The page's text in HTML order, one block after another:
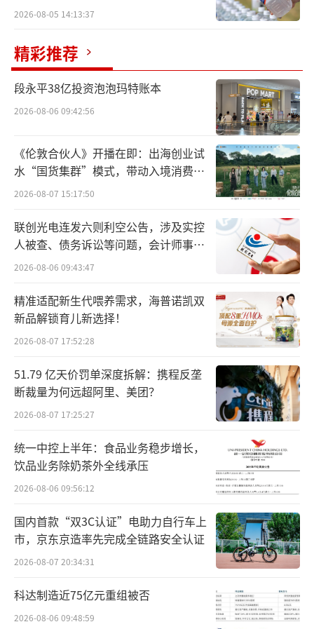
呼吃亏
2026-08-05 14:13:37
精彩推荐
段永平38亿投资泡泡玛特账本
2026-08-06 09:42:56
《伦敦合伙人》开播在即：出海创业试
水“国货集群”模式，带动入境消费反
向种草
2026-08-07 15:17:50
联创光电连发六则利空公告，涉及实控
人被查、债务诉讼等问题，会计师事务
所曾出具“保留意见”
2026-08-06 09:43:47
精准适配新生代喂养需求，海普诺凯双
新品解锁育儿新选择！
2026-08-07 17:52:28
51.79 亿天价罚单深度拆解：携程反垄
断裁量为何远超阿里、美团？
2026-08-07 17:25:27
统一中控上半年：食品业务稳步增长，
饮品业务除奶茶外全线承压
2026-08-06 09:56:12
国内首款“双3C认证”电助力自行车上
市，京东京造率先完成全链路安全认证
2026-08-07 20:34:31
科达制造近75亿元重组被否
2026-08-06 09:48:59